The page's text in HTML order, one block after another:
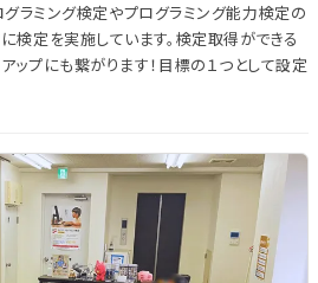
ラミング検定やプログラミング能力検定の
検定を実施しています。検定取得ができる
ップにも繋がります！目標の１つとして設定